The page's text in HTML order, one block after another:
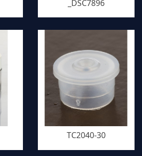
_DSC7896
TC2040-30